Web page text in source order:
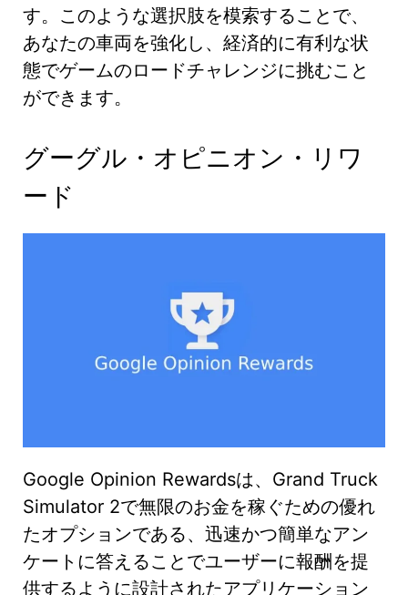
す。このような選択肢を模索することで、
あなたの車両を強化し、経済的に有利な状
態でゲームのロードチャレンジに挑むこと
ができます。
グーグル・オピニオン・リワ
ード
Google Opinion Rewardsは、Grand Truck
Simulator 2で無限のお金を稼ぐための優れ
たオプションである、迅速かつ簡単なアン
ケートに答えることでユーザーに報酬を提
供するように設計されたアプリケーション